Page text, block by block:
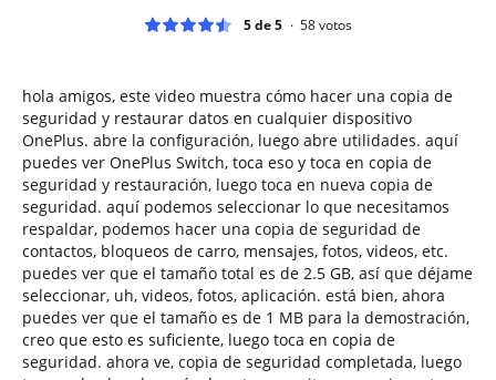
5 de 5 58votos
hola amigos, este video muestra cómo hacer una copia de
seguridad y restaurar datos en cualquier dispositivo
OnePlus. abre la configuración, luego abre utilidades. aquí
puedes ver OnePlus Switch, toca eso y toca en copia de
seguridad y restauración, luego toca en nueva copia de
seguridad. aquí podemos seleccionar lo que necesitamos
respaldar, podemos hacer una copia de seguridad de
contactos, bloqueos de carro, mensajes, fotos, videos, etc.
puedes ver que el tamaño total es de 2.5 GB, así que déjame
seleccionar, uh, videos, fotos, aplicación. está bien, ahora
puedes ver que el tamaño es de 1 MB para la demostración,
creo que esto es suficiente, luego toca en copia de
seguridad. ahora ve, copia de seguridad completada, luego